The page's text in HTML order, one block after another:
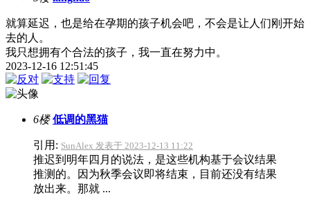
就算延迟，也是给在孕期的孩子机会吧，不会是让人们刚开始
去的人。
我只想拥有个合法的孩子，我一直在努力中。
2023-12-16 12:51:45
6楼 低调的黑猫
引用: SunAlex 发表于 2023-12-13 11:22
推迟到明年四月的说法，是这些机构基于会议结果
推测的。因为秋季会议即将结束，目前还没有结果
放出来。那就 ...